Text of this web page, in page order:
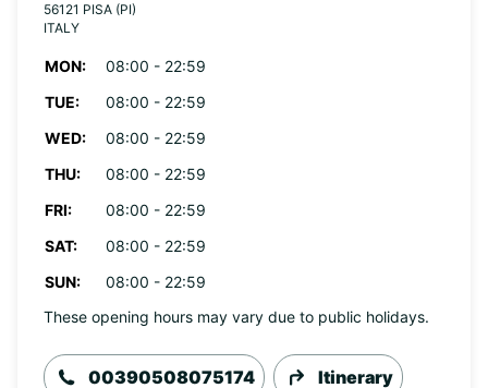
56121 PISA (PI)
ITALY
MON:
08:00 - 22:59
TUE:
08:00 - 22:59
WED:
08:00 - 22:59
THU:
08:00 - 22:59
FRI:
08:00 - 22:59
SAT:
08:00 - 22:59
SUN:
08:00 - 22:59
These opening hours may vary due to public holidays.
00390508075174 Itinerary